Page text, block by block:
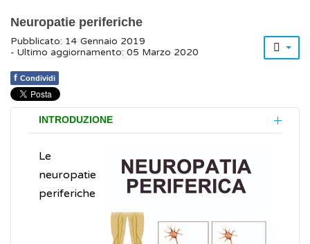
Neuropatie periferiche
Pubblicato: 14 Gennaio 2019
- Ultimo aggiornamento: 05 Marzo 2020
f Condividi
INTRODUZIONE
Le
neuropatie
periferiche